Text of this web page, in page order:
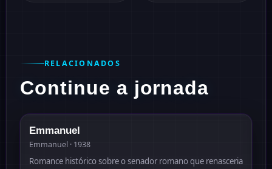
RELACIONADOS
Continue a jornada
Emmanuel
Emmanuel · 1938
Romance histórico sobre o senador romano que renasceria